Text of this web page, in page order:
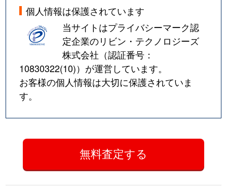
個人情報は保護されています
当サイトはプライバシーマーク認
定企業のリビン・テクノロジーズ
株式会社（認証番号：
10830322(10)）が運営しています。
お客様の個人情報は大切に保護されていま
す。